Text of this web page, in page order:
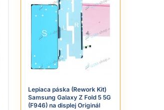
Lepiaca páska (Rework Kit)
Samsung Galaxy Z Fold 5 5G
(F946) na displej Originál